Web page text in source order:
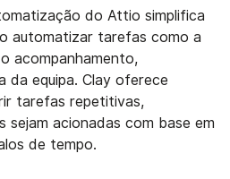
do Attio simplifica
automatizar tarefas como a
acompanhamento,
da equipa. Clay oferece
tarefas repetitivas,
sejam acionadas com base em
de tempo.